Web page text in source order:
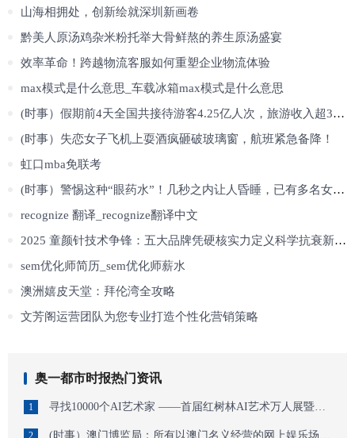
山海相拥处，创新绘就深圳新画卷
黔美人原汤鸡杂米粉托举大骨鲜熬的养生原汤盛宴
效率革命！跨越物流客服如何重塑企业物流体验
max模式是什么意思_车载冰箱max模式是什么意思
(时事）假期前4天全国共接待游客4.25亿人次，旅游收入超3千亿
(时事）失恋女子飞机上耍酒疯砸破玻璃窗，航班紧急备降！
虹口mba免联考
(时事）警惕这种“眼药水”！几秒之内让人昏睡，已有多名女性被侵害
recognize 翻译_recognize翻译中文
2025 童颜针技术争锋：五大品牌凭硬核实力定义科学抗衰新标杆
sem优化师简历_sem优化师薪水
澳洲嬉皮天堂：拜伦湾全攻略
文芳阁运营团队为您专业打造个性化营销策略
奥一都市时报热门资讯
1 寻找10000个AI艺术家 ——首届红树林AI艺术万人展暨今日未来馆AI艺术特展开启作
2 (时事）澳门博监局：所有以澳门名义经营的网上娱乐场均属非法